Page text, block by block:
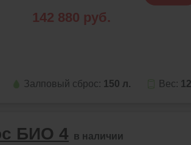
142 880 руб.
Залповый сброс: 150 л. Вес:
БИО 4 в наличии